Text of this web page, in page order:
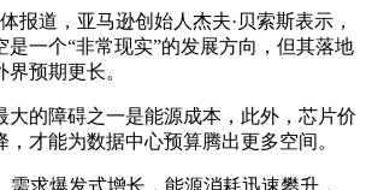
报道，亚马逊创始人杰夫·贝索斯表示，
是一个“非常现实”的发展方向，但其落地
预期更长。
大的障碍之一是能源成本，此外，芯片价
才能为数据中心预算腾出更多空间。
需求爆发式增长，能源消耗迅速攀升，